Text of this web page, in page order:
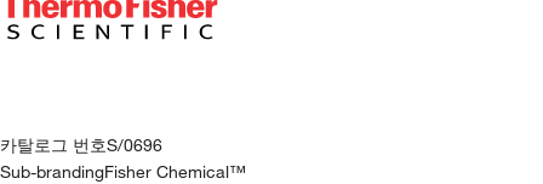
카탈로그 번호S/0696
Sub-brandingFisher Chemical™